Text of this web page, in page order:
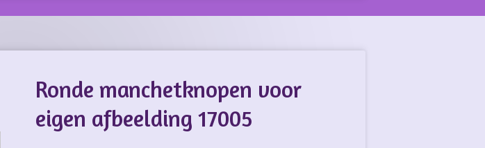
Ronde manchetknopen voor
eigen afbeelding 17005